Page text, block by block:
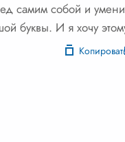
собой и
буквы. И я хочу